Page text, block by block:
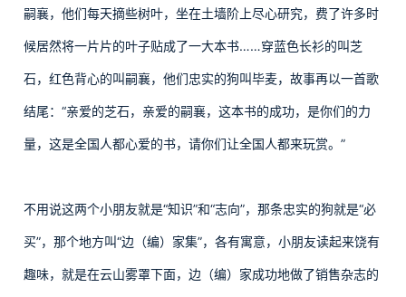
嗣襄，他们每天摘些树叶，坐在土墙阶上尽心研究，费了许多时
候居然将一片片的叶子贴成了一大本书……穿蓝色长衫的叫芝
石，红色背心的叫嗣襄，他们忠实的狗叫毕麦，故事再以一首歌
结尾：“亲爱的芝石，亲爱的嗣襄，这本书的成功，是你们的力
量，这是全国人都心爱的书，请你们让全国人都来玩赏。”
不用说这两个小朋友就是“知识”和“志向”，那条忠实的狗就是“必
买”，那个地方叫“边（编）家集”，各有寓意，小朋友读起来饶有
趣味，就是在云山雾罩下面，边（编）家成功地做了销售杂志的